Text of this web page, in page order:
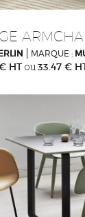
MARQUE :
HT ou 33.47 €